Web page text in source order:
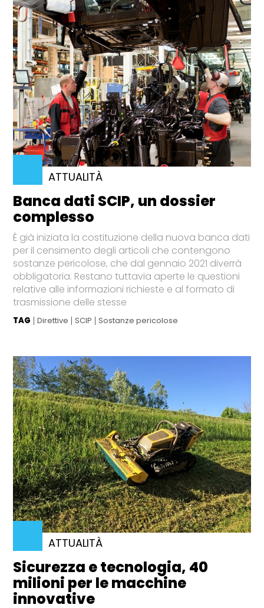
ATTUALITÀ
Banca dati SCIP, un dossier
complesso
È già iniziata la costituzione della nuova banca dati
per il censimento degli articoli che contengono
sostanze pericolose, che dal gennaio 2021 diverrà
obbligatoria. Restano tuttavia aperte le questioni
relative alle informazioni richieste e al formato di
trasmissione delle stesse
TAG Direttive SCIP Sostanze pericolose
ATTUALITÀ
Sicurezza e tecnologia, 40
milioni per le macchine
innovative